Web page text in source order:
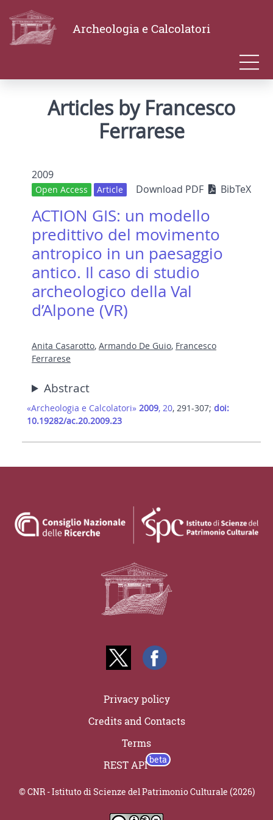
Archeologia e Calcolatori
Articles by Francesco
Ferrarese
2009
Open Access Article Download PDF BibTeX
ACTION GIS: un modello
predittivo del movimento
antropico in un paesaggio
antico. Il caso di studio
archeologico della Val
d’Alpone (VR)
Anita Casarotto, Armando De Guio, Francesco
Ferrarese
Abstract
«Archeologia e Calcolatori» 2009, 20, 291-307; doi:
10.19282/ac.20.2009.23
Privacy policy
Credits and Contacts
Terms
REST API
© CNR - Istituto di Scienze del Patrimonio Culturale (2026)